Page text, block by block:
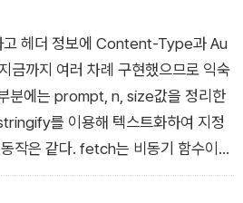
하기 위해 특별히 설계되었다고 할
고 헤더 정보에 Content-Type과 Au
까지 여러 차례 구현했으므로 익숙
분에는 prompt, n, size값을 정리한
를 이용해 텍스트화하여 지정
작은 같다. fetch는 비동기 함수이므
처리를 준비한다. 그 안에서 한 차례